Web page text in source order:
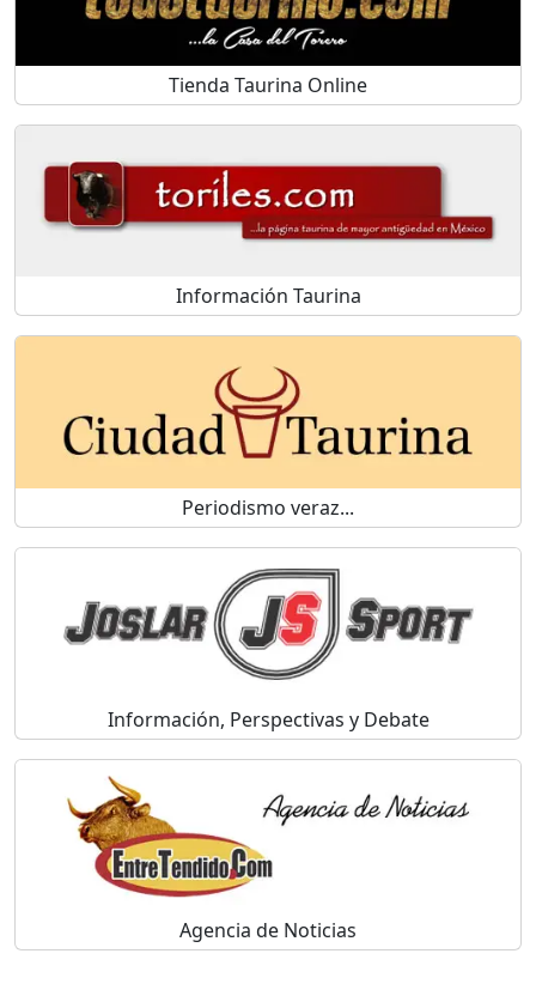
Tienda Taurina Online
Información Taurina
Periodismo veraz...
Información, Perspectivas y Debate
Agencia de Noticias